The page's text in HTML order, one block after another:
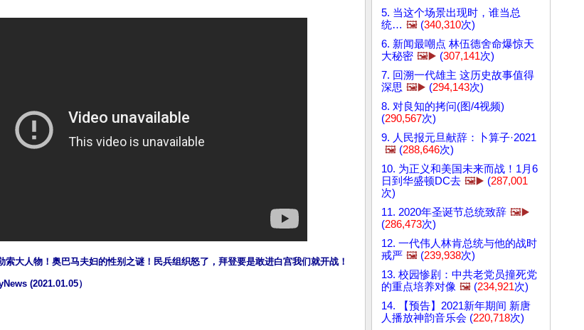
大人物！奥巴马夫妇的性别之谜！民兵组织怒了，拜登要是敢进白宫我们就开战！
(2021.01.05）
5. 当这个场景出现时，谁当总
统… 🖼️ (340,310次)
6. 新闻最嘲点 林伍德舍命爆惊天
大秘密 🖼️▶️ (307,141次)
7. 回溯一代雄主 这历史故事值得
深思 🖼️▶️ (294,143次)
8. 对良知的拷问(图/4视频)
(290,567次)
9. 人民报元旦献辞：卜算子·2021
🖼️ (288,646次)
10. 为正义和美国未来而战！1月6
日到华盛顿DC去 🖼️▶️ (287,001
次)
11. 2020年圣诞节总统致辞 🖼️▶️
(286,473次)
12. 一代伟人林肯总统与他的战时
戒严 🖼️ (239,938次)
13. 校园惨剧：中共老党员撞死党
的重点培养对像 🖼️ (234,921次)
14. 【预告】2021新年期间 新唐
人播放神韵音乐会 (220,718次)